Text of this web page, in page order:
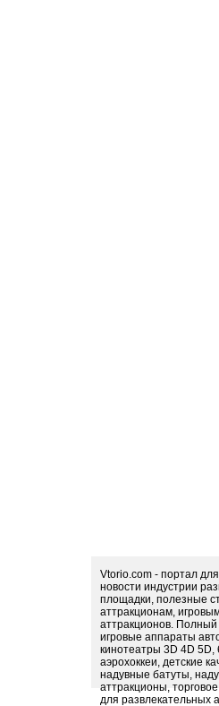
Vtorio.com - портал
новости индустрии
площадки, полезные
аттракционам,
аттракционов. Полный
игровые аппараты
кинотеатры 3D 4D
аэрохоккеи, детские
надувные батуты,
аттракционы,
для развлекательных